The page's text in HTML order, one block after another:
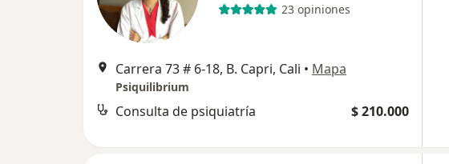
23 opiniones
Carrera 73 # 6-18, B. Capri, Cali • Mapa
Psiquilibrium
Consulta de psiquiatría $ 210.000